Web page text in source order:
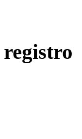
registro